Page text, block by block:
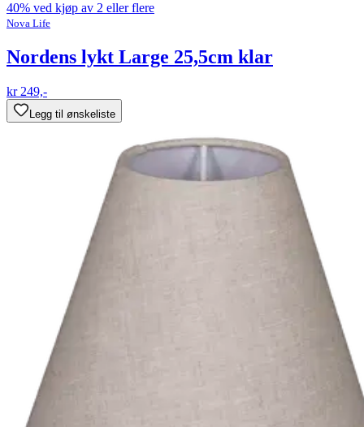
40% ved kjøp av 2 eller flere
Nova Life
Nordens lykt Large 25,5cm klar
kr 249,-
Legg til ønskeliste